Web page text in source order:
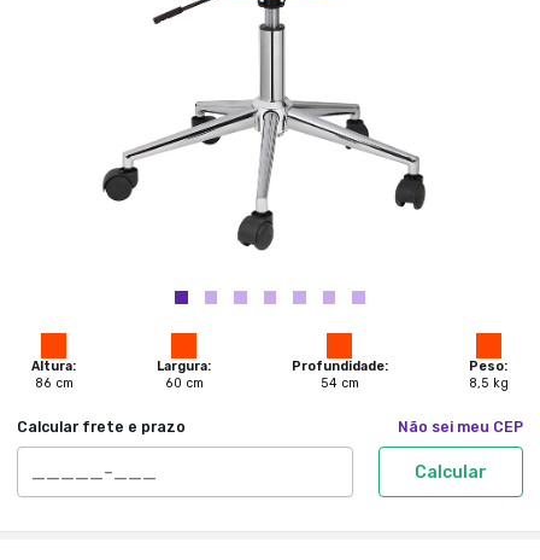
Altura:
86 cm
Largura:
60 cm
Profundidade:
54cm
Peso:
8,5 kg
Calcular frete e prazo Não sei meu CEP
Calcular